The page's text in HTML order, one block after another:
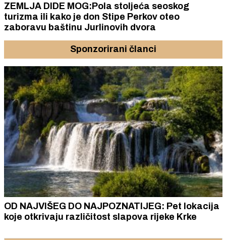
ZEMLJA DIDE MOG:Pola stoljeća seoskog
turizma ili kako je don Stipe Perkov oteo
zaboravu baštinu Jurlinovih dvora
Sponzorirani članci
OD NAJVIŠEG DO NAJPOZNATIJEG: Pet lokacija
koje otkrivaju različitost slapova rijeke Krke